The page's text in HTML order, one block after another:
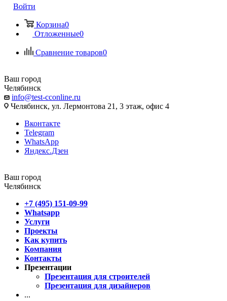
Войти
Корзина0
Отложенные0
Сравнение товаров0
Ваш город
Челябинск
info@test-cconline.ru
Челябинск, ул. Лермонтова 21, 3 этаж, офис 4
Вконтакте
Telegram
WhatsApp
Яндекс.Дзен
Ваш город
Челябинск
+7 (495) 151-09-99
Whatsapp
Услуги
Проекты
Как купить
Компания
Контакты
Презентации
Презентация для строителей
Презентация для дизайнеров
...